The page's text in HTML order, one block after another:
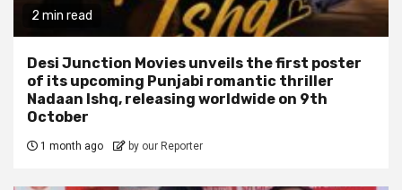
2 min read
Desi Junction Movies unveils the first poster
of its upcoming Punjabi romantic thriller
Nadaan Ishq, releasing worldwide on 9th
October
1 month ago by our Reporter